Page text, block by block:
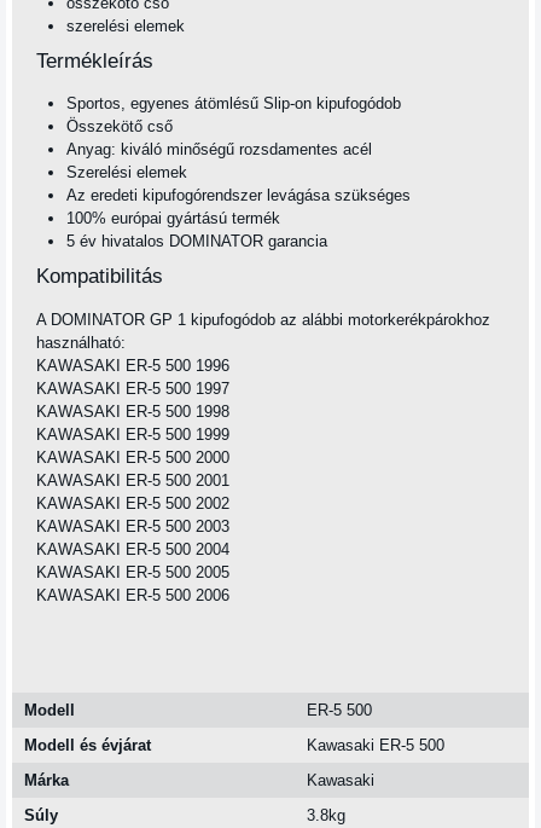
szerelési elemek
Termékleírás
Sportos, egyenes átömlésű Slip-on kipufogódob
Összekötő cső
Anyag: kiváló minőségű rozsdamentes acél
Szerelési elemek
Az eredeti kipufogórendszer levágása szükséges
100% európai gyártású termék
5 év hivatalos DOMINATOR garancia
Kompatibilitás
A DOMINATOR GP 1 kipufogódob az alábbi motorkerékpárokhoz
használható:
KAWASAKI ER-5 500 1996
KAWASAKI ER-5 500 1997
KAWASAKI ER-5 500 1998
KAWASAKI ER-5 500 1999
KAWASAKI ER-5 500 2000
KAWASAKI ER-5 500 2001
KAWASAKI ER-5 500 2002
KAWASAKI ER-5 500 2003
KAWASAKI ER-5 500 2004
KAWASAKI ER-5 500 2005
KAWASAKI ER-5 500 2006
Modell
ER-5 500
Modell és évjárat
Kawasaki ER-5 500
Márka
Kawasaki
Súly
3.8kg